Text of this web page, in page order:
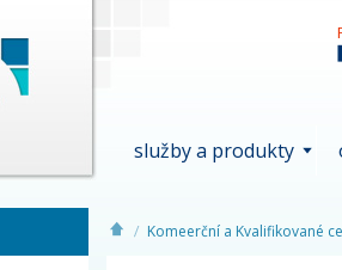
služby a produkty
Komeerční a Kvalifikované